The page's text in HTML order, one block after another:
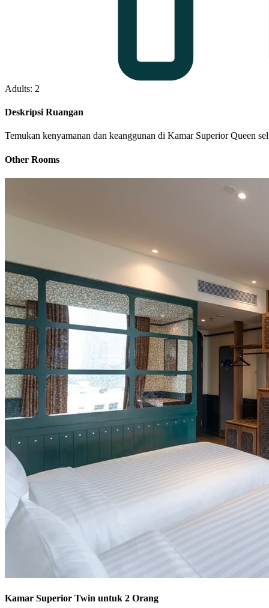
Adults: 2
Deskripsi Ruangan
Temukan kenyamanan dan keanggunan di Kamar Superior Queen
Other Rooms
Kamar Superior Twin untuk 2 Orang